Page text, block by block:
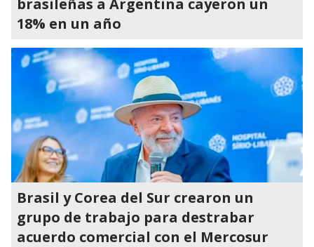
brasileñas a Argentina cayeron un
18% en un año
Brasil y Corea del Sur crearon un
grupo de trabajo para destrabar
acuerdo comercial con el Mercosur